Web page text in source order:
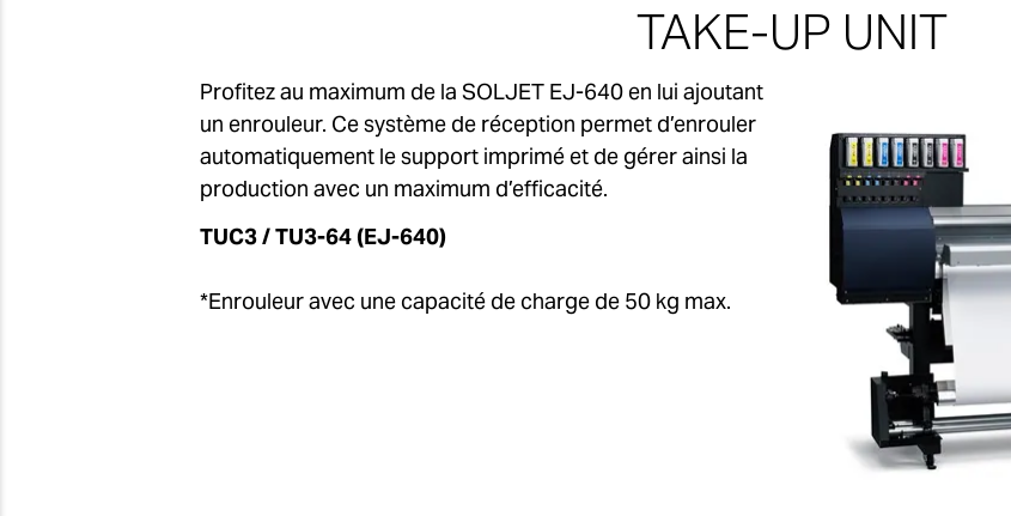
TAKE-UP UNIT
Profitez au maximum de la SOLJET EJ-640 en lui ajoutant
un enrouleur. Ce système de réception permet d’enrouler
automatiquement le support imprimé et de gérer ainsi la
production avec un maximum d’efficacité.
TUC3 / TU3-64 (EJ-640)
*Enrouleur avec une capacité de charge de 50 kg max.